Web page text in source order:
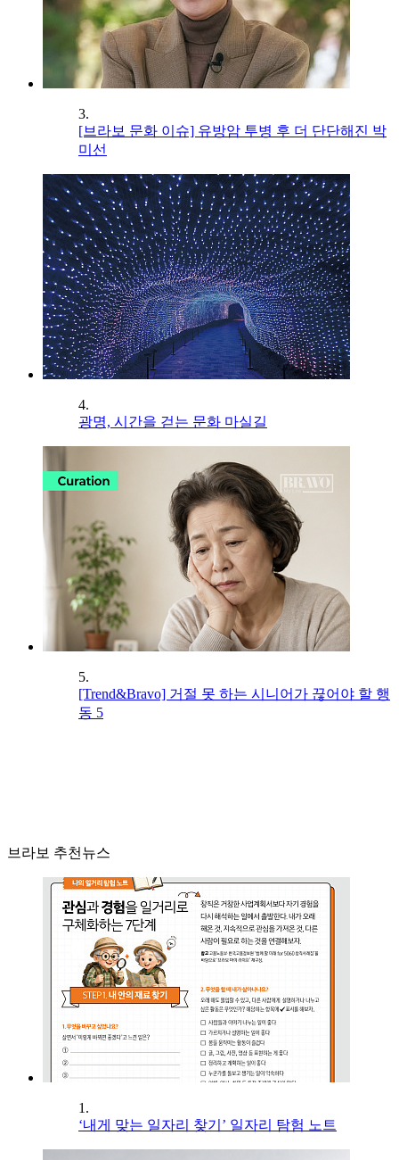
3.
[브라보 문화 이슈] 유방암 투병 후 더 단단해진 박
미선
4.
광명, 시간을 걷는 문화 마실길
5.
[Trend&Bravo] 거절 못 하는 시니어가 끊어야 할 행
동 5
브라보 추천뉴스
1.
‘내게 맞는 일자리 찾기’ 일자리 탐험 노트